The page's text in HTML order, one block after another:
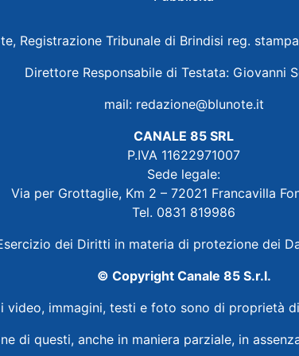
Registrazione Tribunale di Brindisi reg.
Direttore Responsabile di Testata: Giovanni
mail: redazione@blunote.it
CANALE 85 SRL
P.IVA 11622971007
Sede legale:
Via per Grottaglie, Km 2 – 72021 Francavilla
Tel. 0831 819986
dei Diritti in materia di protezione dei
© Copyright Canale 85 S.r.l.
video, immagini, testi e foto sono di proprietà
di questi, anche in maniera parziale, in